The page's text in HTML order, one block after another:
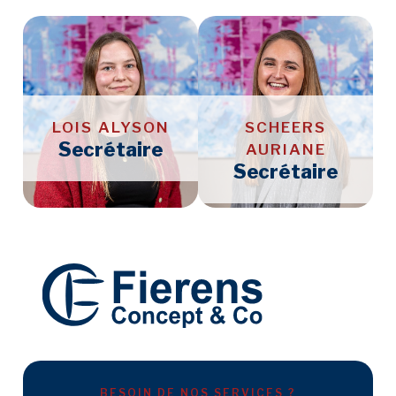
LOIS ALYSON
Secrétaire
SCHEERS
AURIANE
Secrétaire
BESOIN DE NOS SERVICES ?